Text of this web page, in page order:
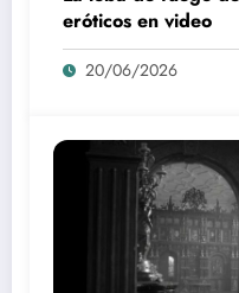
eróticos en video
20/06/2026